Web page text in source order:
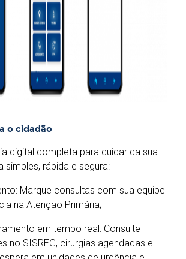
o cidadão
digital completa para cuidar da sua
simples, rápida e segura:
Marque consultas com sua equipe
na Atenção Primária;
em tempo real: Consulte
no SISREG, cirurgias agendadas e